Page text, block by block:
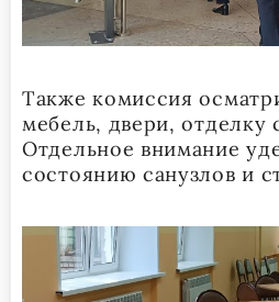
Также комиссия
мебель, двери, отделку
Отдельное внимание
состоянию санузлов и